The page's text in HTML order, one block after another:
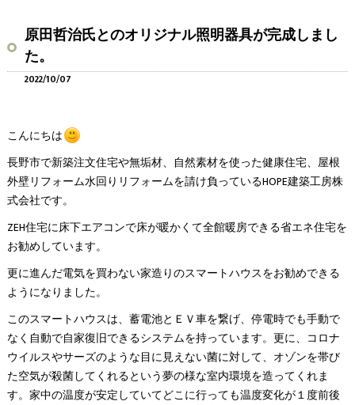
原田哲治氏とのオリジナル照明器具が完成しまし
た。
2022/10/07
こんにちは
長野市で新築注文住宅や無垢材、自然素材を使った健康住宅、屋根
外壁リフォーム水回りリフォームを請け負っているHOPE建築工房株
式会社です。
ZEH住宅に床下エアコンで床が暖かくて全館暖房できる省エネ住宅を
お勧めしています。
更に進んだ電気を買わない家造りのスマートハウスをお勧めできる
ようになりました。
このスマートハウスは、蓄電池とＥＶ車を繋げ、停電時でも手動で
なく自動で自家復旧できるシステムを持っています。更に、コロナ
ウイルスやサーズのような目に見えない菌に対して、オゾンを帯び
た空気が殺菌してくれるという夢の様な室内環境を造ってくれま
す。家中の温度が安定していてどこに行っても温度変化が１度前後